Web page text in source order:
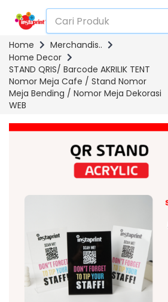
Home
Merchandis..
Home Decor
STAND QRIS/ Barcode AKRILIK TENT
Nomor Meja Cafe / Stand Nomor
Meja Bending / Nomor Meja Dekorasi
WEB